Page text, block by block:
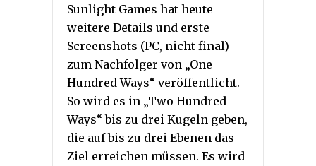
Sunlight Games hat heute
weitere Details und erste
Screenshots (PC, nicht final)
zum Nachfolger von „One
Hundred Ways“ veröffentlicht.
So wird es in „Two Hundred
Ways“ bis zu drei Kugeln geben,
die auf bis zu drei Ebenen das
Ziel erreichen müssen. Es wird